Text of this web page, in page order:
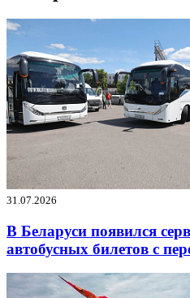
31.07.2026
В Беларуси появился
автобусных билетов с